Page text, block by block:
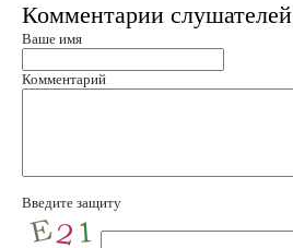
Комментарии слушателей
Ваше имя
Комментарий
Введите защиту